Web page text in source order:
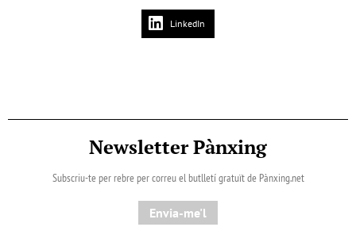
LinkedIn
Newsletter Pànxing
Subscriu-te per rebre per correu el butlletí gratuït de Pànxing.net​
Envia-me'l